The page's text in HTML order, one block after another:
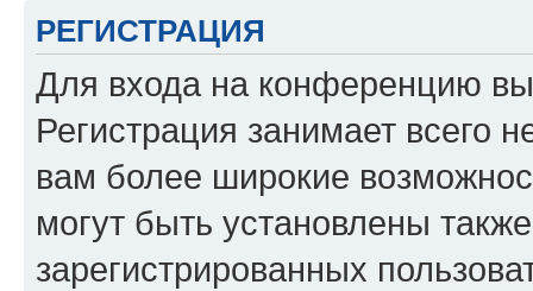
РЕГИСТРАЦИЯ
Для входа на конференцию
Регистрация занимает всего
вам более широкие
могут быть установлены
зарегистрированных